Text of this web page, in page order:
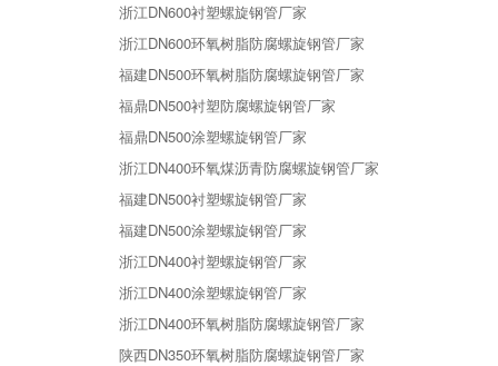
浙江DN600衬塑螺旋钢管厂家
浙江DN600环氧树脂防腐螺旋钢管厂家
福建DN500环氧树脂防腐螺旋钢管厂家
福鼎DN500衬塑防腐螺旋钢管厂家
福鼎DN500涂塑螺旋钢管厂家
浙江DN400环氧煤沥青防腐螺旋钢管厂家
福建DN500衬塑螺旋钢管厂家
福建DN500涂塑螺旋钢管厂家
浙江DN400衬塑螺旋钢管厂家
浙江DN400涂塑螺旋钢管厂家
浙江DN400环氧树脂防腐螺旋钢管厂家
陕西DN350环氧树脂防腐螺旋钢管厂家